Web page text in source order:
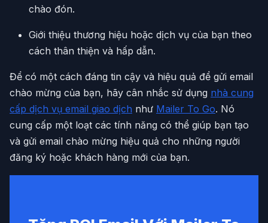
chào đón.
Giới thiệu thương hiệu hoặc dịch vụ của bạn theo
cách thân thiện và hấp dẫn.
Để có một cách đáng tin cậy và hiệu quả để gửi email
chào mừng của bạn, hãy cân nhắc sử dụng nhà cung
cấp dịch vụ email giao dịch như Mailer To Go. Nó
cung cấp một loạt các tính năng có thể giúp bạn tạo
và gửi email chào mừng hiệu quả cho những người
đăng ký hoặc khách hàng mới của bạn.